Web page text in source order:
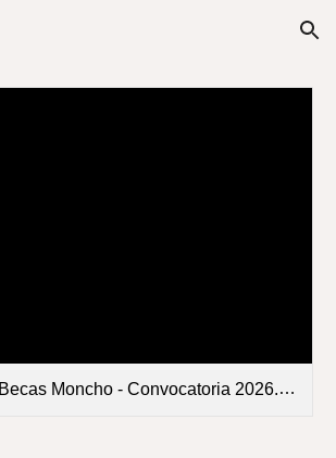
Skip to navigation
Moncho - Convocatoria 2026.pdf